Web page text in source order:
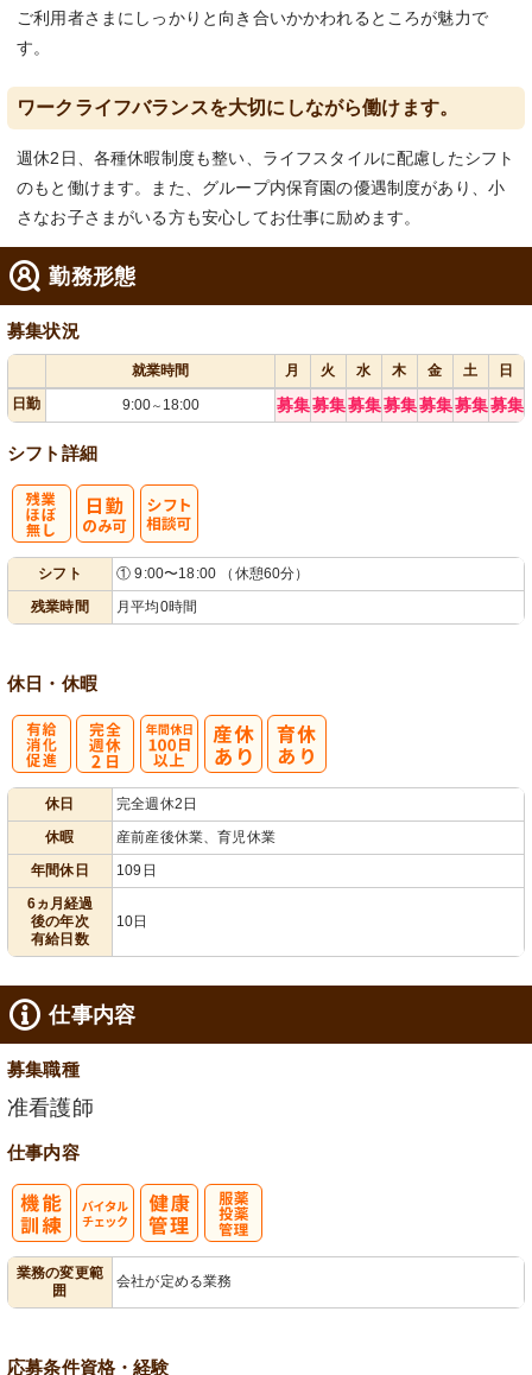
ご利用者さまにしっかりと向き合いかかわれるところが魅力で
す。
ワークライフバランスを大切にしながら働けます。
週休2日、各種休暇制度も整い、ライフスタイルに配慮したシフト
のもと働けます。また、グループ内保育園の優遇制度があり、小
さなお子さまがいる方も安心してお仕事に励めます。
勤務形態
募集状況
就業時間 月 火 水 木 金 土
日
日勤
9:00～ 18:00 募集募集募集募集募集募集募集
シフト詳細
シフト
① 9:00〜18:00 （休憩60分）
残業時間
月平均0時間
休日・休暇
休日
完全週休2日
休暇
産前産後休業、育児休業
年間休日
109日
6ヵ月経過
後の年次
有給日数
10日
仕事内容
募集職種
准看護師
仕事内容
業務の変更範
囲
会社が定める業務
応募条件資格・経験